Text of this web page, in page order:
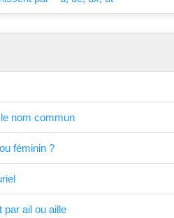
nom commun
féminin ?
par ail ou aille